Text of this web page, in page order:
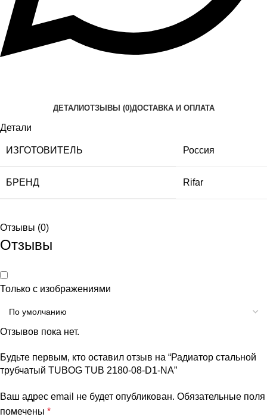
ДЕТАЛИОТЗЫВЫ (0)ДОСТАВКА И ОПЛАТА
Детали
ИЗГОТОВИТЕЛЬ Россия
БРЕНД Rifar
Отзывы (0)
Отзывы
Только с изображениями
Отзывов пока нет.
Будьте первым, кто оставил отзыв на “Радиатор стальной
трубчатый TUBOG TUB 2180-08-D1-NA”
Ваш адрес email не будет опубликован. Обязательные поля
помечены *